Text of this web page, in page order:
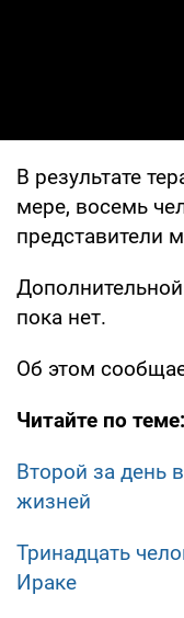
В результате
мере, восемь
представители
пока нет.
Об этом
Читайте по теме:
Второй за день
жизней
Тринадцать
Ираке